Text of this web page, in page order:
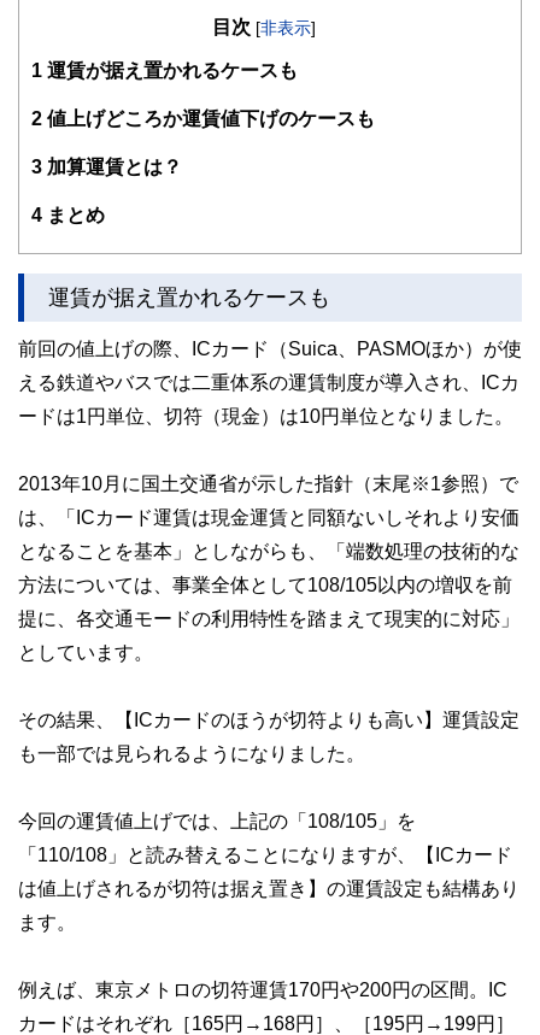
目次 [非表示]
1 運賃が据え置かれるケースも
2 値上げどころか運賃値下げのケースも
3 加算運賃とは？
4 まとめ
運賃が据え置かれるケースも
前回の値上げの際、ICカード（Suica、PASMOほか）が使
える鉄道やバスでは二重体系の運賃制度が導入され、ICカ
ードは1円単位、切符（現金）は10円単位となりました。
2013年10月に国土交通省が示した指針（末尾※1参照）で
は、「ICカード運賃は現金運賃と同額ないしそれより安価
となることを基本」としながらも、「端数処理の技術的な
方法については、事業全体として108/105以内の増収を前
提に、各交通モードの利用特性を踏まえて現実的に対応」
としています。
その結果、【ICカードのほうが切符よりも高い】運賃設定
も一部では見られるようになりました。
今回の運賃値上げでは、上記の「108/105」を
「110/108」と読み替えることになりますが、【ICカード
は値上げされるが切符は据え置き】の運賃設定も結構あり
ます。
例えば、東京メトロの切符運賃170円や200円の区間。IC
カードはそれぞれ［165円→168円］、［195円→199円］